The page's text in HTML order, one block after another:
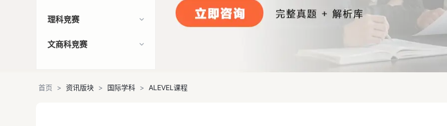
理科竞赛
文商科竞赛
首页 > 资讯版块 > 国际学科 > ALEVEL课程